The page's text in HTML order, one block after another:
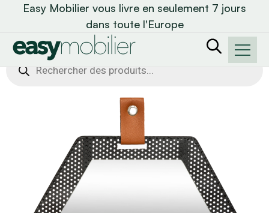
Easy Mobilier vous livre en seulement 7 jours
dans toute l'Europe
Recherche
de